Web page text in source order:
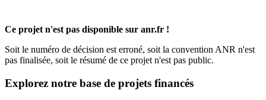
Ce projet n'est pas disponible sur anr.fr !
Soit le numéro de décision est erroné, soit la convention ANR n'est
pas finalisée, soit le résumé de ce projet n'est pas public.
Explorez notre base de projets financés